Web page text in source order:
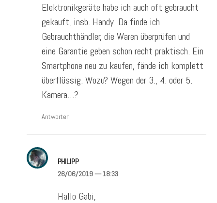
Elektronikgeräte habe ich auch oft gebraucht
gekauft, insb. Handy. Da finde ich
Gebrauchthändler, die Waren überprüfen und
eine Garantie geben schon recht praktisch. Ein
Smartphone neu zu kaufen, fände ich komplett
überflüssig. Wozu? Wegen der 3., 4. oder 5.
Kamera…?
Antworten
PHILIPP
26/06/2019— 18:33
Hallo Gabi,